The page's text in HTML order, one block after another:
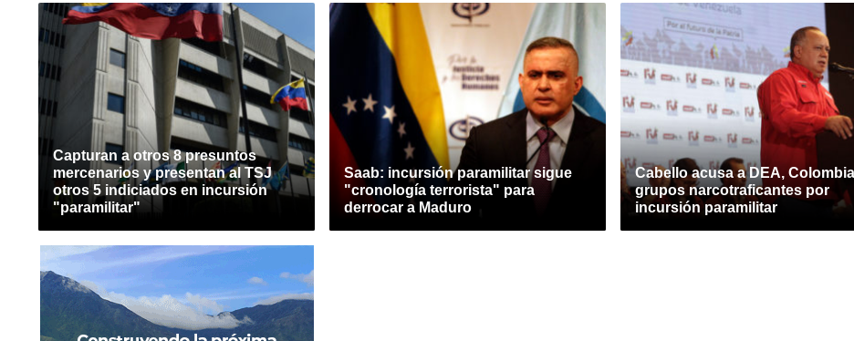
Capturan a otros 8 presuntos
mercenarios y presentan al TSJ
otros 5 indiciados en incursión
"paramilitar"
Saab: incursión paramilitar sigue
"cronología terrorista" para
derrocar a Maduro
Cabello acusa a DEA,
grupos narcotraficantes por
incursión paramilitar